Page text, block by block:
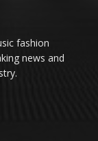
fashion
news and